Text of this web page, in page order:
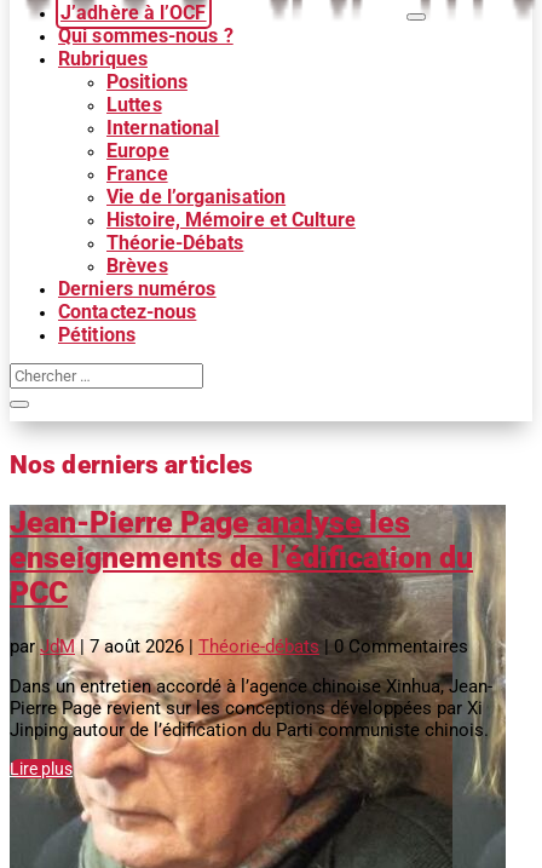
J’adhère à l’OCF
Qui sommes-nous ?
Rubriques
Positions
Luttes
International
Europe
France
Vie de l’organisation
Histoire, Mémoire et Culture
Théorie-Débats
Brèves
Derniers numéros
Contactez-nous
Pétitions
Nos derniers articles
Jean-Pierre Page analyse les
enseignements de l’édification du
PCC
parJdM| 7 août 2026 | Théorie-débats | 0 Commentaires
Dans un entretien accordé à l’agence chinoise Xinhua, Jean-
Pierre Page revient sur les conceptions développées par Xi
Jinping autour de l’édification du Parti communiste chinois.
Lire plus